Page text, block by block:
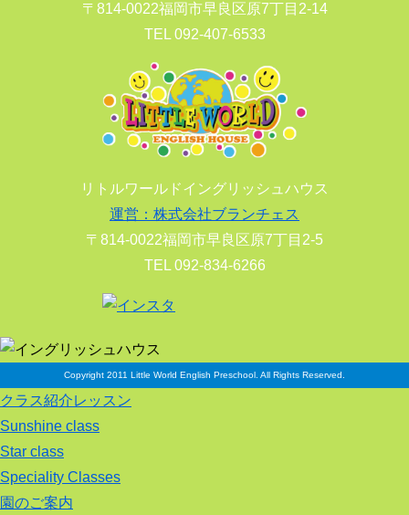
〒814-0022福岡市早良区原7丁目2-14
TEL 092-407-6533
リトルワールドイングリッシュハウス
運営：株式会社ブランチェス
〒814-0022福岡市早良区原7丁目2-5
TEL 092-834-6266
Copyright 2011 Little World English Preschool. All Rights Reserved.
クラス紹介レッスン
Sunshine class
Star class
Speciality Classes
園のご案内